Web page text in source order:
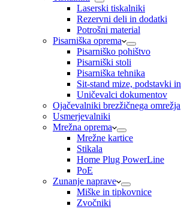
Laserski tiskalniki
Rezervni deli in dodatki
Potrošni material
Pisarniška oprema
Pisarniško pohištvo
Pisarniški stoli
Pisarniška tehnika
Sit-stand mize, podstavki
Uničevalci dokumentov
Ojačevalniki brezžičnega omrežja
Usmerjevalniki
Mrežna oprema
Mrežne kartice
Stikala
Home Plug PowerLine
PoE
Zunanje naprave
Miške in tipkovnice
Zvočniki